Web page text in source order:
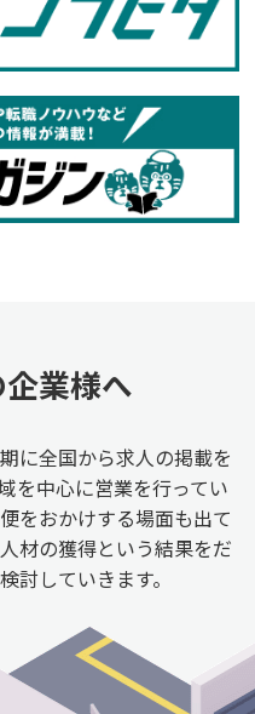
業様へ
に全国から求人の掲載を
を中心に営業を行ってい
をおかけする場面も出て
材の獲得という結果をだ
討していきます。